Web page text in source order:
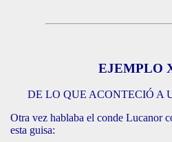
EJEMPLO
DE LO QUE ACONTECIÓ A
Otra vez hablaba el conde Lucanor
esta guisa: